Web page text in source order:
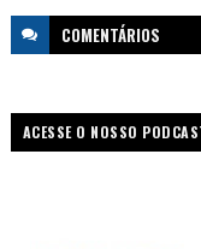
COMENTÁRIOS
ACESSE O NOSSO